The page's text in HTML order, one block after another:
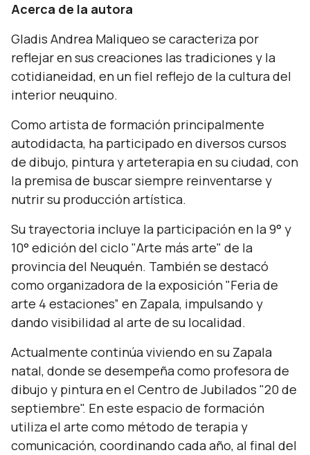
Acerca de la autora
Gladis Andrea Maliqueo se caracteriza por
reflejar en sus creaciones las tradiciones y la
cotidianeidad, en un fiel reflejo de la cultura del
interior neuquino.
Como artista de formación principalmente
autodidacta, ha participado en diversos cursos
de dibujo, pintura y arteterapia en su ciudad, con
la premisa de buscar siempre reinventarse y
nutrir su producción artística.
Su trayectoria incluye la participación en la 9° y
10° edición del ciclo "Arte más arte" de la
provincia del Neuquén. También se destacó
como organizadora de la exposición "Feria de
arte 4 estaciones” en Zapala, impulsando y
dando visibilidad al arte de su localidad.
Actualmente continúa viviendo en su Zapala
natal, donde se desempeña como profesora de
dibujo y pintura en el Centro de Jubilados "20 de
septiembre". En este espacio de formación
utiliza el arte como método de terapia y
comunicación, coordinando cada año, al final del